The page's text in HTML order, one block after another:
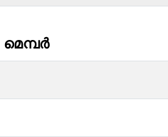
മെമ്പര്‍